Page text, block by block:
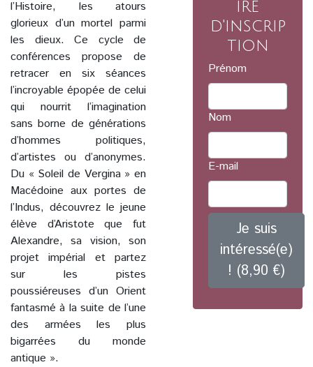
l’Histoire, les atours
glorieux d’un mortel parmi
les dieux. Ce cycle de
conférences propose de
retracer en six séances
l’incroyable épopée de celui
qui nourrit l’imagination
sans borne de générations
d’hommes politiques,
d’artistes ou d’anonymes.
Du « Soleil de Vergina » en
Macédoine aux portes de
l’Indus, découvrez le jeune
élève d’Aristote que fut
Alexandre, sa vision, son
projet impérial et partez
sur les pistes
poussiéreuses d’un Orient
fantasmé à la suite de l’une
des armées les plus
bigarrées du monde
antique ».
ire
d'inscrip
tion
Prénom
Nom
E-mail
Je suis
intéressé(e)
! (8,90 €)